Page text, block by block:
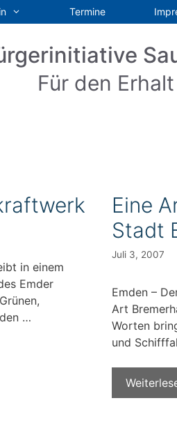
Termine
Für den
in einem
Emder
…
Eine
Stadt
Juli 3, 2007
Emden –
Art
Worten
und